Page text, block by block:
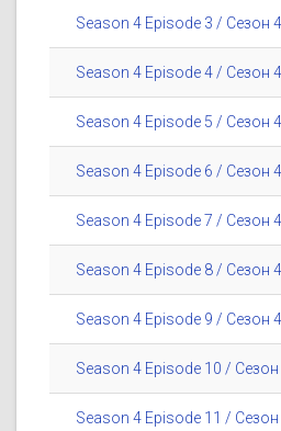
Season 4 Episode 3 / Сезон
Season 4 Episode 4 / Сезон
Season 4 Episode 5 / Сезон
Season 4 Episode 6 / Сезон
Season 4 Episode 7 / Сезон
Season 4 Episode 8 / Сезон
Season 4 Episode 9 / Сезон
Season 4 Episode 10 /
Season 4 Episode 11 / Сезон